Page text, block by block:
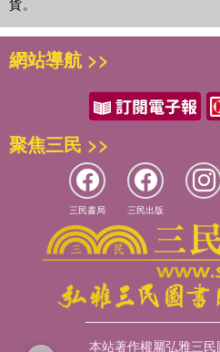
網站導航 >>
聚焦三民 >>
三民書局 三民出版
本站著作權屬弘雅三